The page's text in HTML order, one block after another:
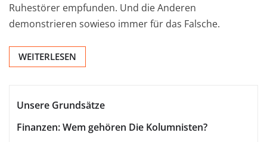
Ruhestörer empfunden. Und die Anderen
demonstrieren sowieso immer für das Falsche.
WEITERLESEN
Unsere Grundsätze
Finanzen: Wem gehören Die Kolumnisten?